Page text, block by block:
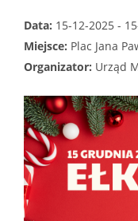
Data: 15-12-2025 -
Miejsce: Plac Jana
Organizator: Urząd